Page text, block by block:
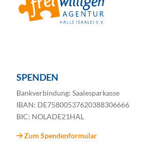
SPENDEN
Bankverbindung: Saalesparkasse
IBAN: DE75800537620388306666
BIC: NOLADE21HAL
Zum Spendenformular